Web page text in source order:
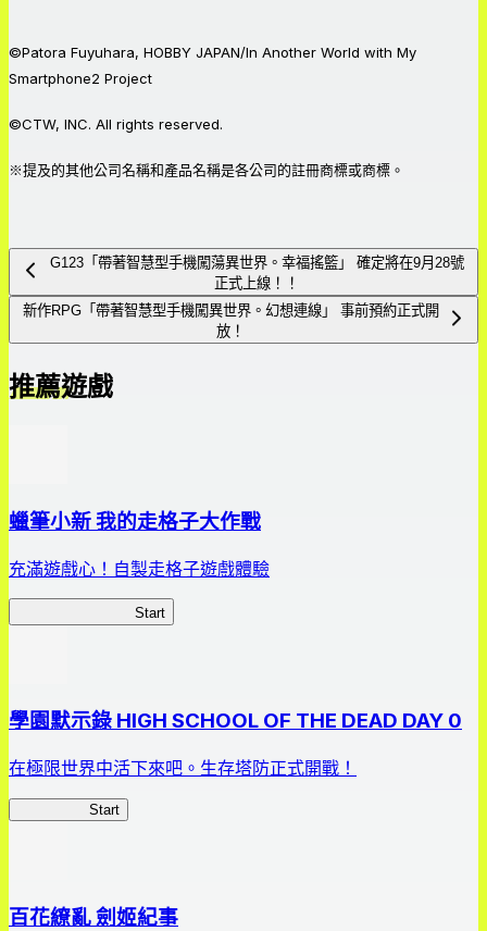
©Patora Fuyuhara, HOBBY JAPAN/In Another World with My
Smartphone2 Project
©CTW, INC. All rights reserved.
※提及的其他公司名稱和產品名稱是各公司的註冊商標或商標。
G123「帶著智慧型手機闖蕩異世界。幸福搖籃」 確定將在9月28號
正式上線！！
新作RPG「帶著智慧型手機闖異世界。幻想連線」 事前預約正式開
放！
推薦遊戲
蠟筆小新 我的走格子大作戰
充滿遊戲心！自製走格子遊戲體驗
Start
學園默示錄 HIGH SCHOOL OF THE DEAD DAY 0
在極限世界中活下來吧。生存塔防正式開戰！
Start
百花繚亂 劍姬紀事